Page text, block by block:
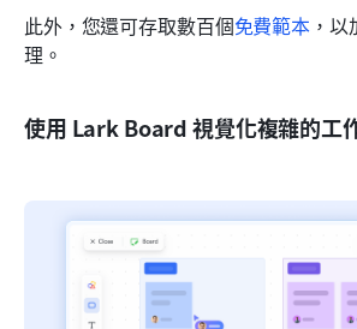
此外，您還可存取數百個免費範本 ，
理。
使用 Lark Board 視覺化複雜的工